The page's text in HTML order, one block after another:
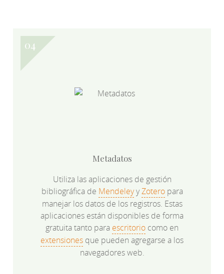
Metadatos
Utiliza las aplicaciones de gestión
bibliográfica de MendeleyyZoteropara
manejar los datos de los registros. Estas
aplicaciones están disponibles de forma
gratuita tanto para escritorio como en
extensiones que pueden agregarse a los
navegadores web.